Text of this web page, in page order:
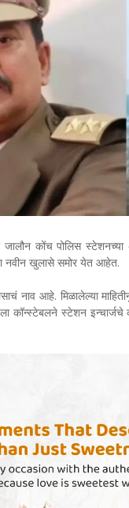
जालौन कोंच पोलिस
नवीन खुलासे समोर येत आहेत.
नाव आहे. मिळालेल्या
कॉन्स्टेबलने स्टेशन